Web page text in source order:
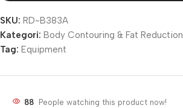
SKU: RD-B383A
Kategori: Body Contouring & Fat Reduction
Tag: Equipment
88 People watching this product now!